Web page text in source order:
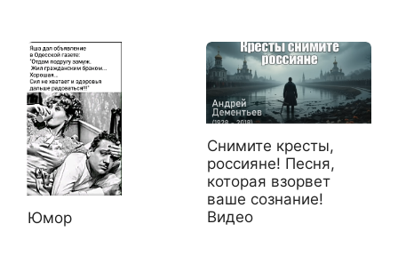
Юмор
Снимите кресты,
россияне! Песня,
которая взорвет
ваше сознание!
Видео